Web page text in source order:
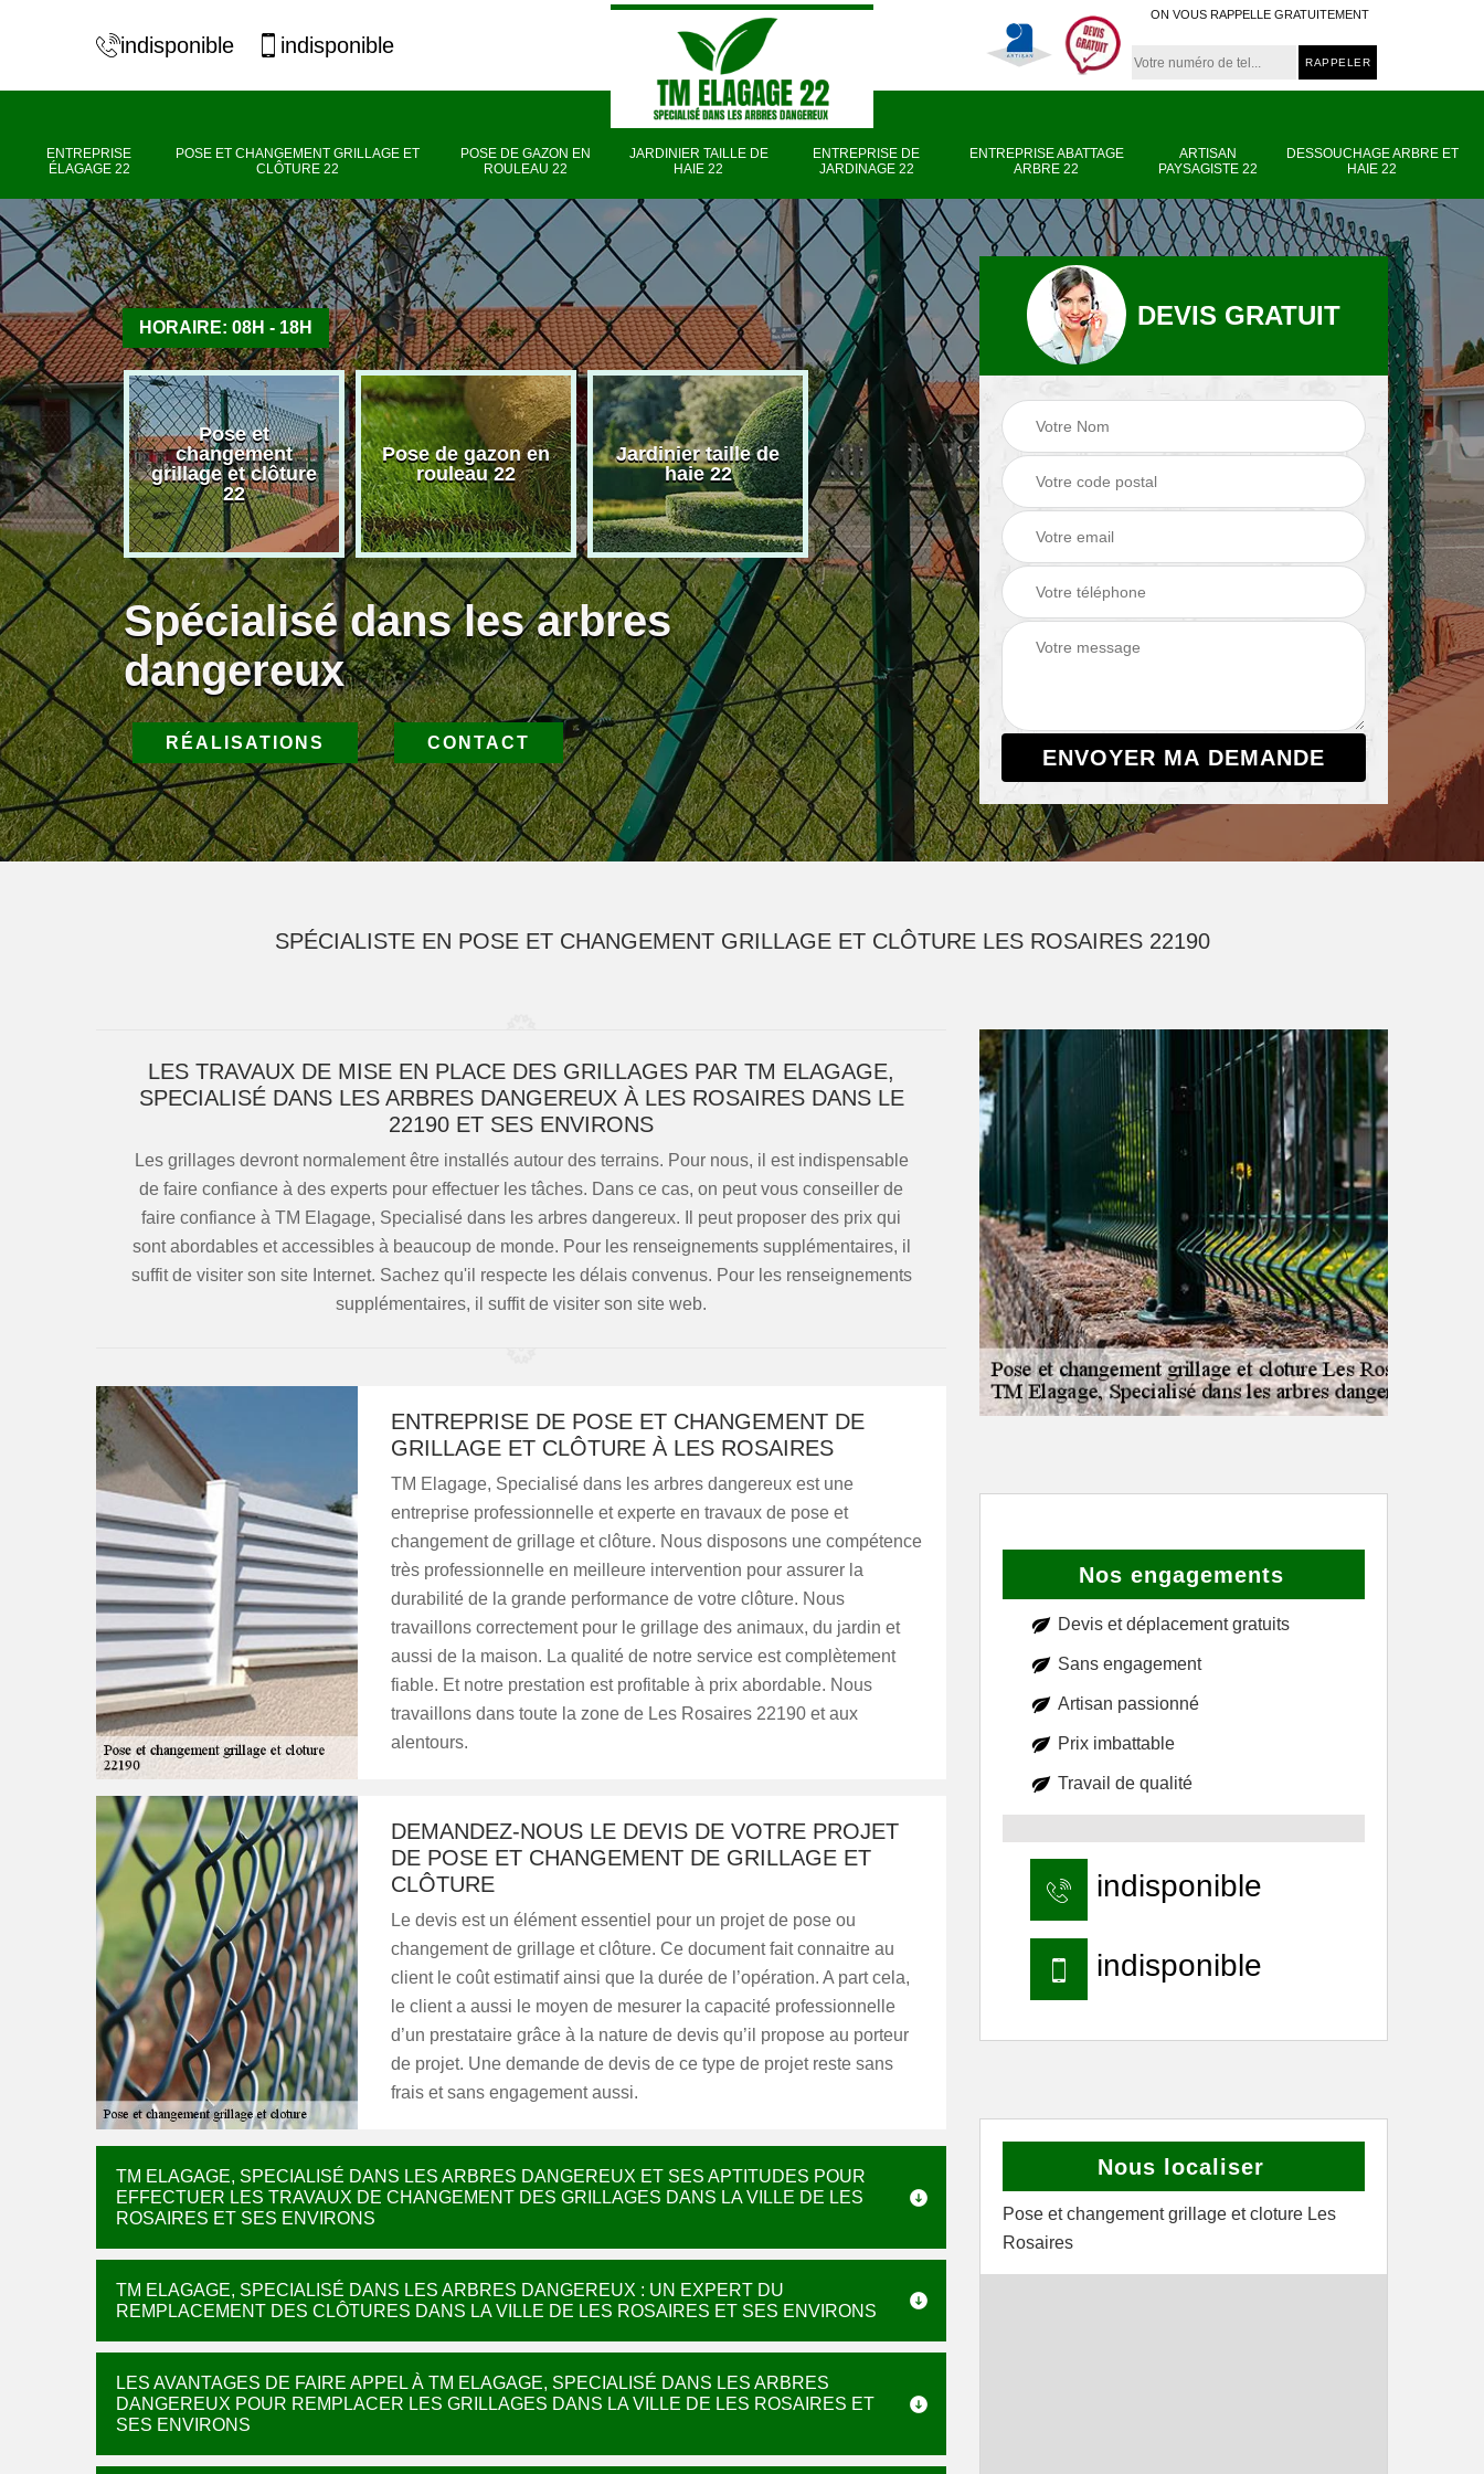
indisponible indisponible
ON VOUS RAPPELLE GRATUITEMENT
ENTREPRISE
ÉLAGAGE 22
POSE ET CHANGEMENT GRILLAGE ET
CLÔTURE 22
POSE DE GAZON EN
ROULEAU 22
JARDINIER TAILLE DE
HAIE 22
ENTREPRISE DE
JARDINAGE 22
ENTREPRISE ABATTAGE
ARBRE 22
ARTISAN
PAYSAGISTE 22
DESSOUCHAGE ARBRE ET
HAIE 22
HORAIRE: 08H - 18H
élagage
Pose et
changement
grillage et clôture
22
Pose de gazon en
rouleau 22
Jardinier taille de
haie 22
Entreprise de
jardinage 22
Entreprise abattage
arbre 22
Artisan paysagiste
22
Spécialisé dans les arbres
dangereux
RÉALISATIONS CONTACT
DEVIS GRATUIT
SPÉCIALISTE EN POSE ET CHANGEMENT GRILLAGE ET CLÔTURE LES ROSAIRES 22190
LES TRAVAUX DE MISE EN PLACE DES GRILLAGES PAR TM ELAGAGE,
SPECIALISÉ DANS LES ARBRES DANGEREUX À LES ROSAIRES DANS LE
22190 ET SES ENVIRONS
Les grillages devront normalement être installés autour des terrains. Pour nous, il est indispensable
de faire confiance à des experts pour effectuer les tâches. Dans ce cas, on peut vous conseiller de
faire confiance à TM Elagage, Specialisé dans les arbres dangereux. Il peut proposer des prix qui
sont abordables et accessibles à beaucoup de monde. Pour les renseignements supplémentaires, il
suffit de visiter son site Internet. Sachez qu'il respecte les délais convenus. Pour les renseignements
supplémentaires, il suffit de visiter son site web.
ENTREPRISE DE POSE ET CHANGEMENT DE
GRILLAGE ET CLÔTURE À LES ROSAIRES
TM Elagage, Specialisé dans les arbres dangereux est une
entreprise professionnelle et experte en travaux de pose et
changement de grillage et clôture. Nous disposons une compétence
très professionnelle en meilleure intervention pour assurer la
durabilité de la grande performance de votre clôture. Nous
travaillons correctement pour le grillage des animaux, du jardin et
aussi de la maison. La qualité de notre service est complètement
fiable. Et notre prestation est profitable à prix abordable. Nous
travaillons dans toute la zone de Les Rosaires 22190 et aux
alentours.
DEMANDEZ-NOUS LE DEVIS DE VOTRE PROJET
DE POSE ET CHANGEMENT DE GRILLAGE ET
CLÔTURE
Le devis est un élément essentiel pour un projet de pose ou
changement de grillage et clôture. Ce document fait connaitre au
client le coût estimatif ainsi que la durée de l’opération. A part cela,
le client a aussi le moyen de mesurer la capacité professionnelle
d’un prestataire grâce à la nature de devis qu’il propose au porteur
de projet. Une demande de devis de ce type de projet reste sans
frais et sans engagement aussi.
TM ELAGAGE, SPECIALISÉ DANS LES ARBRES DANGEREUX ET SES APTITUDES POUR
EFFECTUER LES TRAVAUX DE CHANGEMENT DES GRILLAGES DANS LA VILLE DE LES
ROSAIRES ET SES ENVIRONS
TM ELAGAGE, SPECIALISÉ DANS LES ARBRES DANGEREUX : UN EXPERT DU
REMPLACEMENT DES CLÔTURES DANS LA VILLE DE LES ROSAIRES ET SES ENVIRONS
LES AVANTAGES DE FAIRE APPEL À TM ELAGAGE, SPECIALISÉ DANS LES ARBRES
DANGEREUX POUR REMPLACER LES GRILLAGES DANS LA VILLE DE LES ROSAIRES ET
SES ENVIRONS
Nos engagements
Devis et déplacement gratuits
Sans engagement
Artisan passionné
Prix imbattable
Travail de qualité
indisponible
indisponible
Nous localiser
Pose et changement grillage et cloture Les
Rosaires